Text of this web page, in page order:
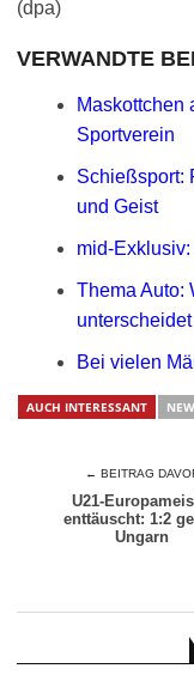
(dpa)
VERWANDTE
Maskottchen
Sportverein
Schießsport:
und Geist
mid-
Thema Auto:
unterscheidet
Bei vielen
AUCH INTERESSANT
← BEITRAG
U21-
enttäuscht: 1:2
Ungarn